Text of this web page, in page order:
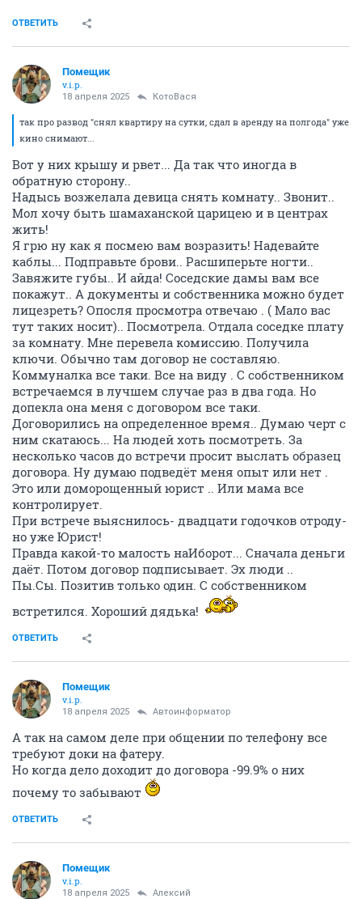
ОТВЕТИТЬ
Помещик
v.i.p.
18 апреля 2025 КотоВася
так про развод "снял квартиру на сутки, сдал в аренду на полгода" уже
кино снимают...
Вот у них крышу и рвет... Да так что иногда в
обратную сторону..
Надысь возжелала девица снять комнату.. Звонит..
Мол хочу быть шамаханской царицею и в центрах
жить!
Я грю ну как я посмею вам возразить! Надевайте
каблы... Подправьте брови.. Расшиперьте ногти..
Завяжите губы.. И айда! Соседские дамы вам все
покажут.. А документы и собственника можно будет
лицезреть? Опосля просмотра отвечаю . ( Мало вас
тут таких носит).. Посмотрела. Отдала соседке плату
за комнату. Мне перевела комиссию. Получила
ключи. Обычно там договор не составляю.
Коммуналка все таки. Все на виду . С собственником
встречаемся в лучшем случае раз в два года. Но
допекла она меня с договором все таки.
Договорились на определенное время.. Думаю черт с
ним скатаюсь... На людей хоть посмотреть. За
несколько часов до встречи просит выслать образец
договора. Ну думаю подведёт меня опыт или нет .
Это или доморощенный юрист .. Или мама все
контролирует.
При встрече выяснилось- двадцати годочков отроду-
но уже Юрист!
Правда какой-то малость наИборот... Сначала деньги
даёт. Потом договор подписывает. Эх люди ..
Пы.Сы. Позитив только один. С собственником
встретился. Хороший дядька!
ОТВЕТИТЬ
Помещик
v.i.p.
18 апреля 2025 Автоинформатор
А так на самом деле при общении по телефону все
требуют доки на фатеру.
Но когда дело доходит до договора -99.9% о них
почему то забывают
ОТВЕТИТЬ
Помещик
v.i.p.
18 апреля 2025 Алексий